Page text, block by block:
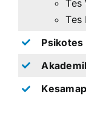
Tes
Tes
Psikotes